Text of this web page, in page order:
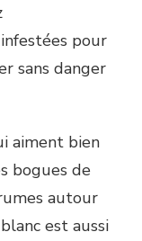
pour
sans danger
aiment bien
bogues de
autour
est aussi